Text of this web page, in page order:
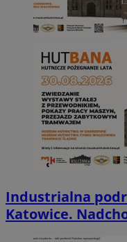
Industrialna
Katowice.